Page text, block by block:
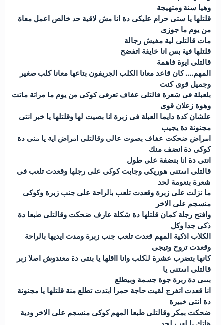
وهيا سنة ومتهيجة
قلتلها يا ستى حرام عليكى دة انا مش لاقية حد خالص اعمل معاة
من يوم ما جوزى
مات قالتلى لية مفيش رجالة
قلتلها فية بس انا خايفة اتفضح
قالتلى ايوة فاهمة
المهم.... كان قاعد معانا الكلب الجريفون بتاعها معانا كلب صغير
وجميل قوى كنت
بلعبلة فى شعرة قالتلى عفاف تعرفى كوكى من يوم ما مراتة ماتت
وهوة زعلان قوى
علشان كدة دايما العبلة فى زبرة انا بصيت لها وقلتلها يا خبر انتى
مجنونة دة يجيب
امراض ضحكت عفاف بصوت عالى وقالتلى امراض اية يا منى دة
كوكى دة انضف منك
انتى دة انا بنضفة على طول
قالتلى استنى هوريكى وجابت كوكى على رجلها وقعدت تلعب فى
شعرة بنعومة لحد
ما نزلت على زبرة وقعدت تلعب بالراحة على جنب زبرة وكوكى
منسجم على الاخر
وافتح رجلة كمان قلتلها دة شكلة عارف ضحكت وقالتلى طبعا دة
ذكى جدا وكل
الكلاب اذكية المهم قعدت تلعب جنب زبرة ومدت ايديها بالراحة
وقعدت تروح وتيجى
كانها بتضرب عشرة للكلب وانا ااقلها يا بنتى دة معندوش اصلا زبر
قالتلى استنى يا
بنتى دة زبرة جوة جسمة وبيطلع
انا قعدت اتفرج لقيت حاجة حمرا ابتدت تطلع منة قلتلها يا مجنونة
دة انتى خبيرة
ضحكت بمكر وقالتلى طبعا المهم كوكى منسجم على الاخر ودية